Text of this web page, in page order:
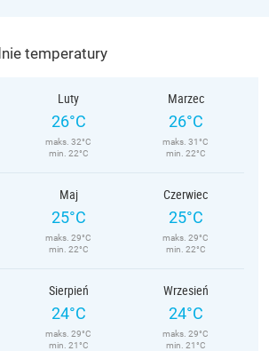
temperatury
Luty
26°C
maks. 32°C
min. 22°C
Marzec
26°C
maks. 31°C
min. 22°C
Maj
25°C
maks. 29°C
min. 22°C
Czerwiec
25°C
maks. 29°C
min. 22°C
Sierpień
24°C
maks. 29°C
min. 21°C
Wrzesień
24°C
maks. 29°C
min. 21°C